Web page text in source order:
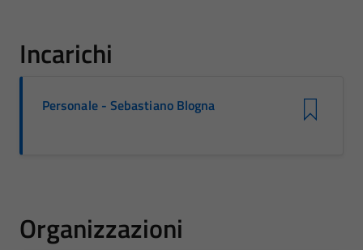
Incarichi
Personale - Sebastiano Blogna
Organizzazioni